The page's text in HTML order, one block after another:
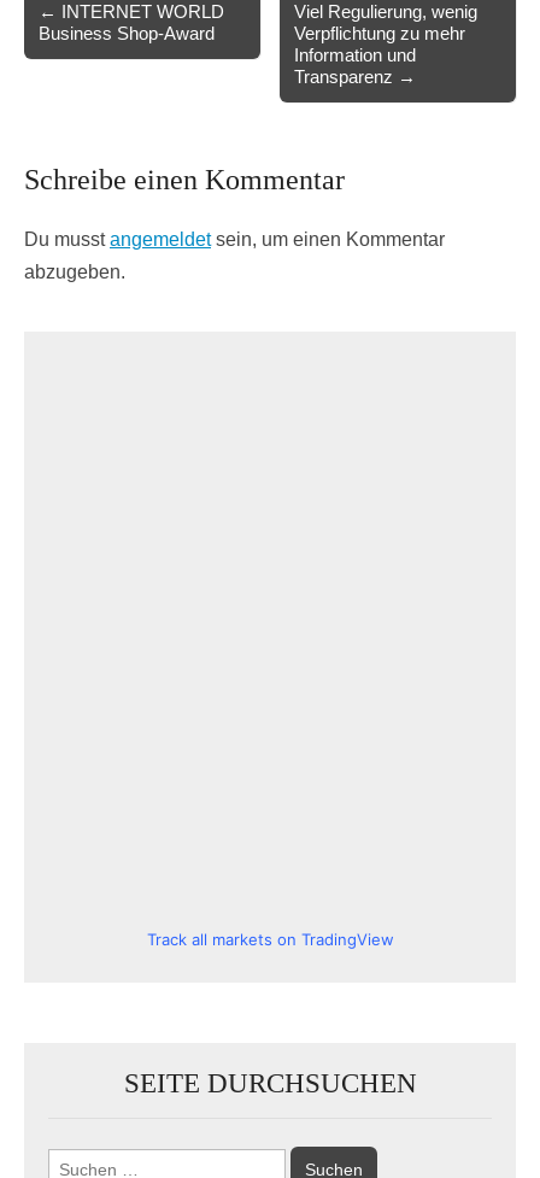
navigation
← INTERNET WORLD
Business Shop-Award
Viel Regulierung, wenig
Verpflichtung zu mehr
Information und
Transparenz →
Schreibe einen Kommentar
Du musstangemeldetsein, um einen Kommentar
abzugeben.
Track all markets on TradingView
SEITE DURCHSUCHEN
Suchen